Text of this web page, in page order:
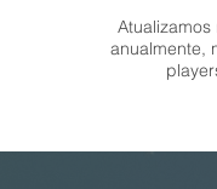
anualmente,